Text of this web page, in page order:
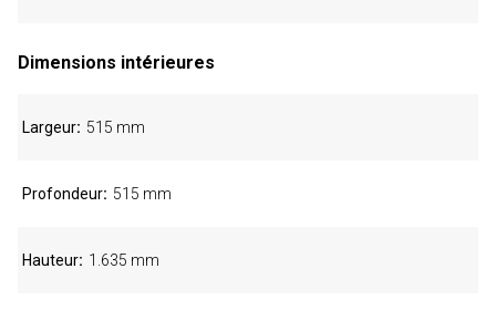
Dimensions intérieures
Largeur 515 mm
Profondeur 515 mm
Hauteur 1.635 mm